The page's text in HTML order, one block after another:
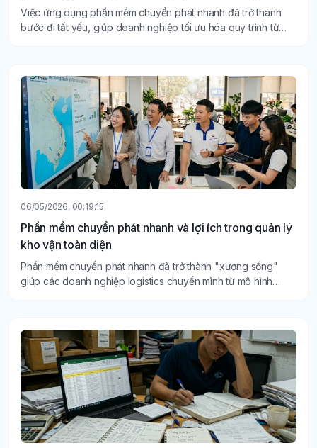
Việc ứng dụng phần mềm chuyển phát nhanh đã trở thành
bước đi tất yếu, giúp doanh nghiệp tối ưu hóa quy trình từ
06/05/2026, 00:19:15
Phần mềm chuyển phát nhanh và lợi ích trong quản lý
kho vận toàn diện
Phần mềm chuyển phát nhanh đã trở thành "xương sống"
giúp các doanh nghiệp logistics chuyển mình từ mô hình